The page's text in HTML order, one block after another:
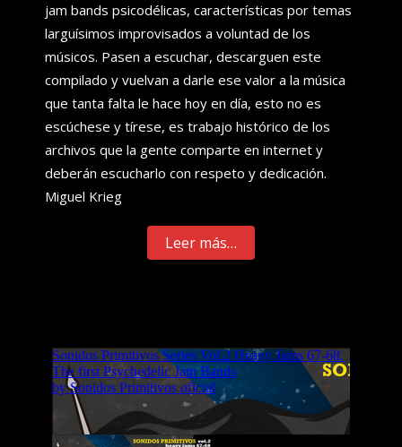
jam bands psicodélicas, características por temas
larguísimos improvisados a voluntad de los
músicos. Pasen a escuchar, descarguen este
compilado y vuelvan a darle ese valor a la música
que tanta falta le hace hoy en día, esto no es
escúchese y tírese, es trabajo histórico de los
archivos que la gente comparte en internet y
deberán escucharlo con respeto y dedicación.
Miguel Krieg
Leer más…